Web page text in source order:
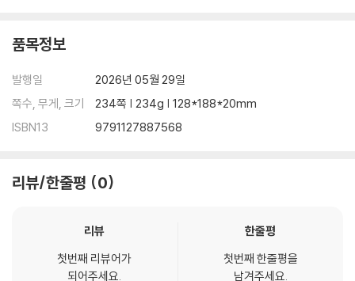
품목정보
발행일
2026년 05월 29일
쪽수, 무게, 크기
234쪽 | 234g | 128*188*20mm
ISBN13
9791127887568
리뷰/한줄평 0
리뷰
첫번째 리뷰어가
되어주세요.
한줄평
첫번째 한줄평을
남겨주세요.